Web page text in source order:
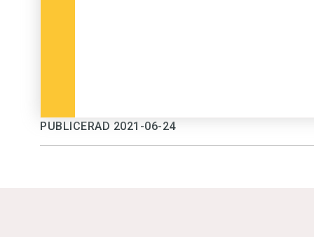
PUBLICERAD 2021-06-24